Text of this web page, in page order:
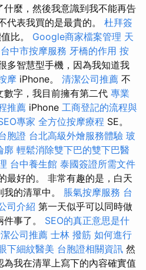
麼，然後我意識到我不能再告
代表我買的是最貴的。 杜拜簽
比。 Google商家檔案管理 天
台中市按摩服務 牙橋的作用 按
多智慧型手機，因為我知道我
摩 iPhone。 清潔公司推薦 不
字，我目前擁有第二代 專業
推薦 iPhone 工商登記的流程與
專家 全方位按摩療程 SE。
胞證 台北高級外燴服務體驗 玻
廓 輕鬆消除雙下巴的雙下巴醫
台中養生館 泰國簽證所需文件
最好的。 非常有趣的是，白天
的清單中。 脹氣按摩服務 台
司介紹 第一天似乎可以同時做
事了。 SEO的真正意思是什
公司推薦 士林 撥筋 如何進行
下細紋醫美 台胞證相關資訊 然
我在清單上寫下的內容確實值